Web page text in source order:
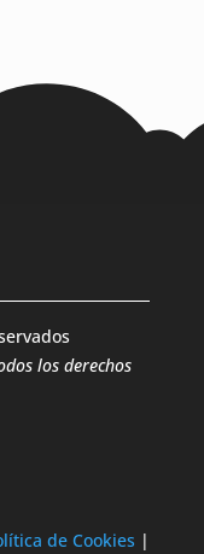
los derechos
de Cookies |